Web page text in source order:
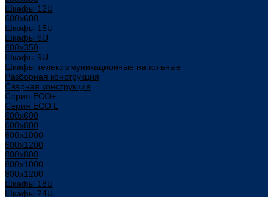
Шкафы 12U
600x600
Шкафы 15U
Шкафы 6U
600x350
Шкафы 9U
Шкафы телекоммуникационные напольные
Разборная конструкция
Сварная конструкция
Серия ECO+
Серия ECO L
600x600
600x800
600х1000
600х1200
800x800
800х1000
800х1200
Шкафы 18U
Шкафы 24U